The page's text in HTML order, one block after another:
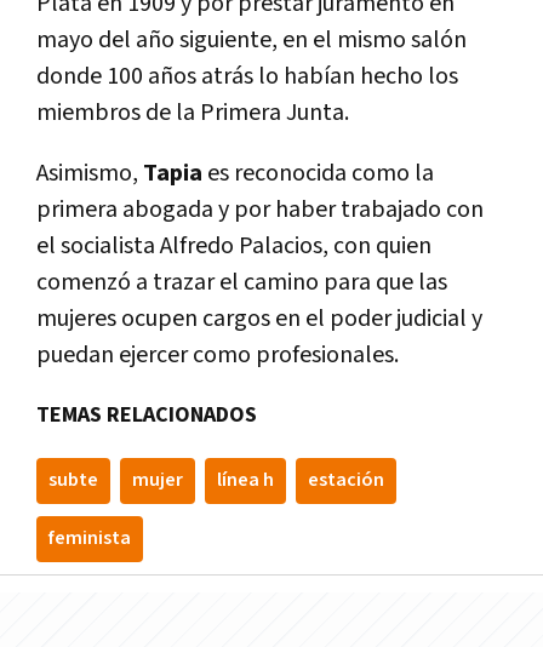
mayo del año siguiente, en el mismo salón
donde 100 años atrás lo habí­an hecho los
miembros de la Primera Junta.
Asimismo, Tapia es reconocida como la
primera abogada y por haber trabajado con
el socialista Alfredo Palacios, con quien
comenzó a trazar el camino para que las
mujeres ocupen cargos en el poder judicial y
puedan ejercer como profesionales.
TEMAS RELACIONADOS
subte mujer lí­nea h estación
feminista